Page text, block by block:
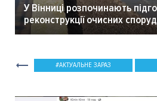
У Вінниці розпочинають
реконструкції очисних
мер Вінниці.
АКТУАЛЬНЕ ЗАРАЗ